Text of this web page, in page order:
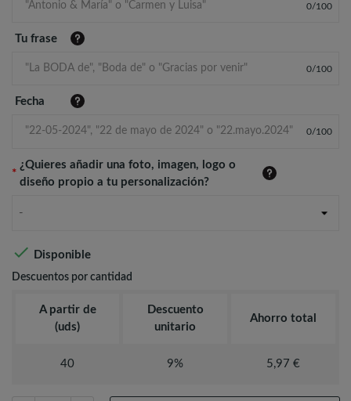
0/100
Tu frase
0/100
Fecha
0/100
*
¿Quieres añadir una foto, imagen, logo o
diseño propio a tu personalización?
-
 Disponible
Descuentos por cantidad
A partir de
(uds)
Descuento
unitario
Ahorro total
40 9% 5,97 €